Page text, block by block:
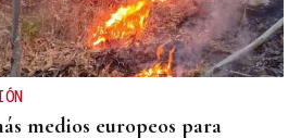
Civil de Ourense,
solidaria
medios europeos para